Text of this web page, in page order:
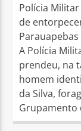
Polícia
de
A Polícia
prendeu, na
homem
da Silva,
Grupamento